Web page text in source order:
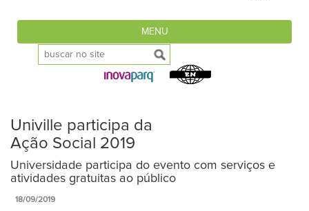
MENU
Univille participa da
Ação Social 2019
Universidade participa do evento com serviços e
atividades gratuitas ao público
18/09/2019